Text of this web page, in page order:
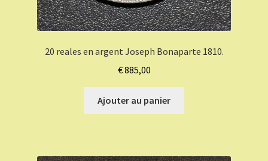
20 reales en argent Joseph Bonaparte 1810.
€885,00
Ajouter au panier